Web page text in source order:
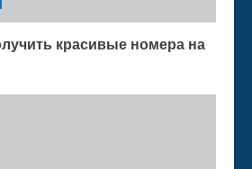
красивые номера на